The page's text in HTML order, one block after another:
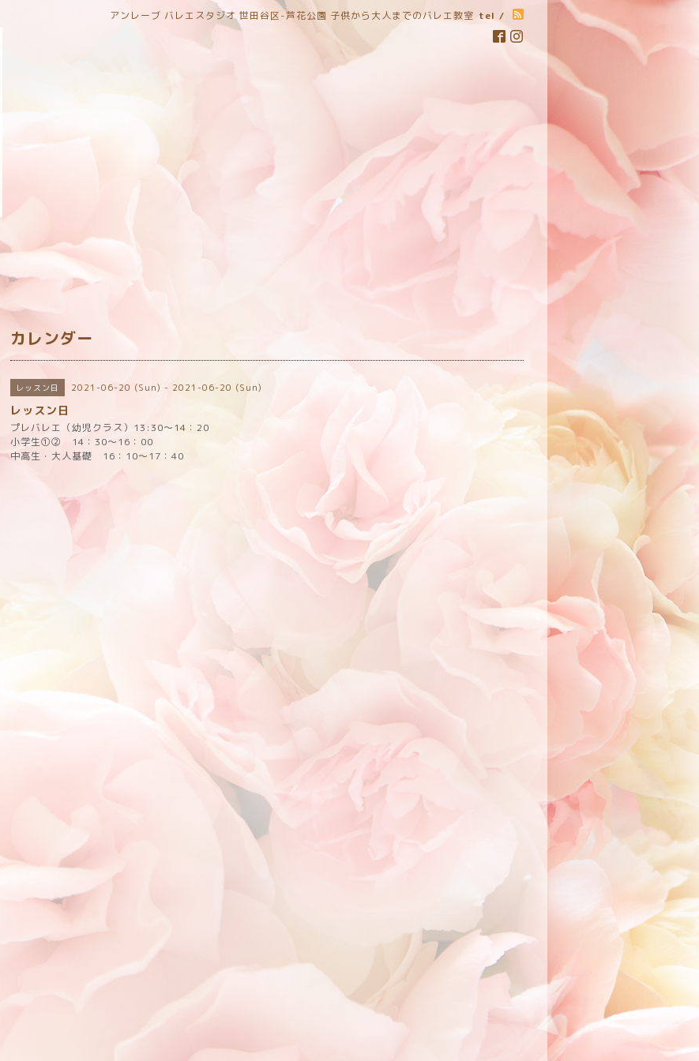
アンレーブ バレエスタジオ 世田谷区-芦花公園 子供から大人までのバレエ教室 tel /
カレンダー
レッスン日 2021-06-20 (Sun) - 2021-06-20 (Sun)
レッスン日
プレバレエ（幼児クラス）13:30～14：20
小学生①② 14：30～16：00
中高生・大人基礎 16：10～17：40